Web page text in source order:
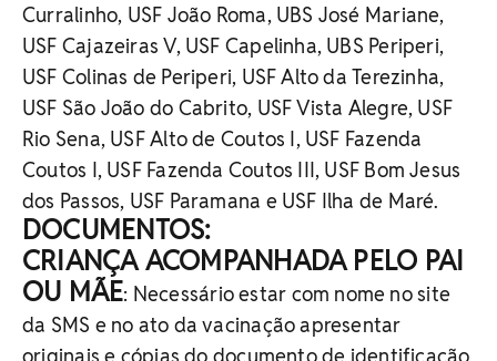
Curralinho, USF João Roma, UBS José Mariane,
USF Cajazeiras V, USF Capelinha, UBS Periperi,
USF Colinas de Periperi, USF Alto da Terezinha,
USF São João do Cabrito, USF Vista Alegre, USF
Rio Sena, USF Alto de Coutos I, USF Fazenda
Coutos I, USF Fazenda Coutos III, USF Bom Jesus
dos Passos, USF Paramana e USF Ilha de Maré.
DOCUMENTOS:
CRIANÇA ACOMPANHADA PELO PAI
OU MÃE: Necessário estar com nome no site
da SMS e no ato da vacinação apresentar
originais e cópias do documento de identificação